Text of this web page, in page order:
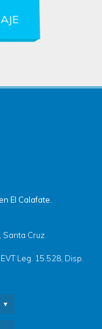
El Calafate.
Santa Cruz
Leg. 15.528, Disp.